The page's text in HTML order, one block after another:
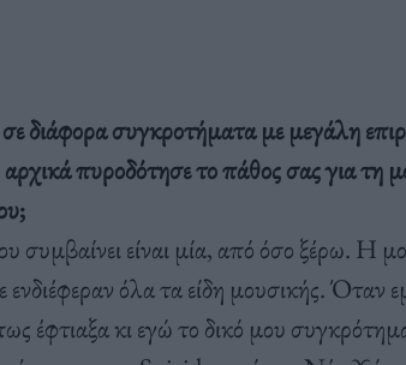
διάφορα συγκροτήματα με μεγάλη
πυροδότησε το πάθος σας για τη
συμβαίνει είναι μία, από όσο ξέρω. Η
όλα τα είδη μουσικής. Όταν
έφτιαξα κι εγώ το δικό μου